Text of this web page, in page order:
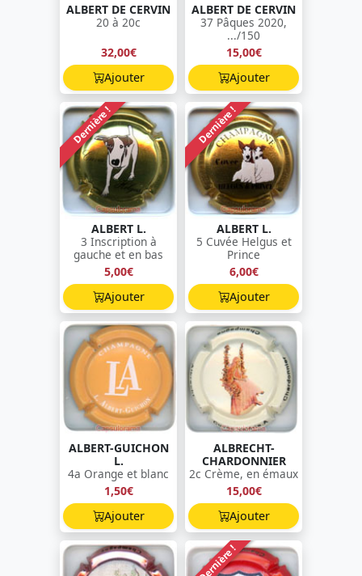
ALBERT DE CERVIN
20 à 20c
32,00€
Ajouter
ALBERT DE CERVIN
37 Pâques 2020,
.../150
15,00€
Ajouter
Dernière !
ALBERT L.
3 Inscription à
gauche et en bas
5,00€
Ajouter
Dernière !
ALBERT L.
5 Cuvée Helgus et
Prince
6,00€
Ajouter
ALBERT-GUICHON
L.
4a Orange et blanc
1,50€
Ajouter
ALBRECHT-
CHARDONNIER
2c Crème, en émaux
15,00€
Ajouter
Dernière !